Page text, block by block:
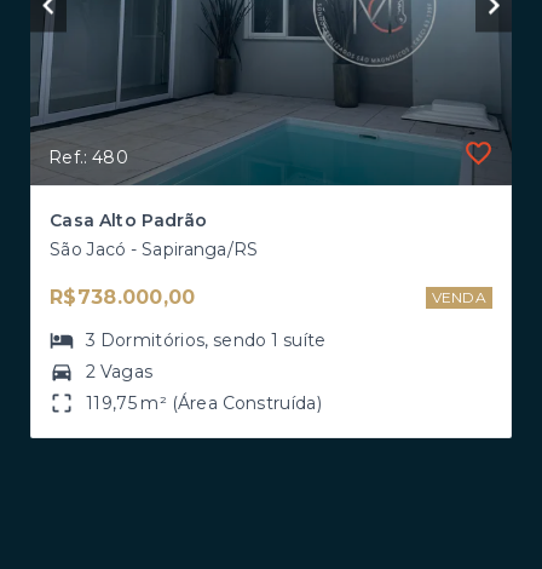
Ref.: 480
Casa Alto Padrão
São Jacó - Sapiranga/RS
R$738.000,00 VENDA
3 Dormitórios, sendo1 suíte
2 Vagas
119,75 m² (Área Construída)